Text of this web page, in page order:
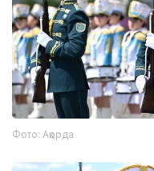
Фото: Ақорда